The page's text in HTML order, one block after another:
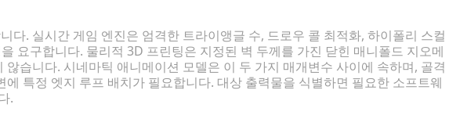
다. 실시간 게임 엔진은 엄격한 트라이앵글 수, 드로우 콜 최적화, 하이폴리 스컬
요구합니다. 물리적 3D 프린팅은 지정된 벽 두께를 가진 닫힌 매니폴드 지오메
습니다. 시네마틱 애니메이션 모델은 이 두 가지 매개변수 사이에 속하며, 골격
특정 엣지 루프 배치가 필요합니다. 대상 출력물을 식별하면 필요한 소프트웨
.